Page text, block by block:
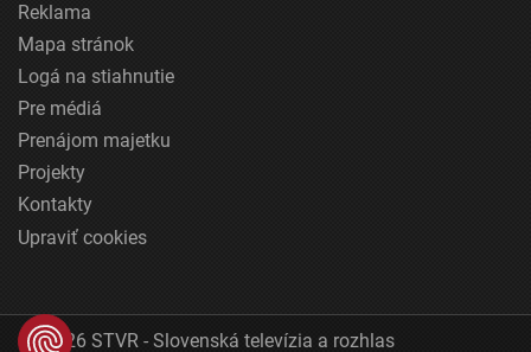
Reklama
Mapa stránok
Logá na stiahnutie
Pre médiá
Prenájom majetku
Projekty
Kontakty
Upraviť cookies
© 2026 STVR - Slovenská televízia a rozhlas